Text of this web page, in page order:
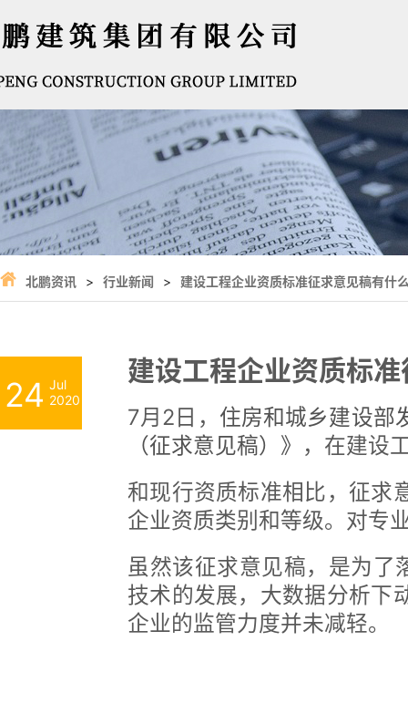
北鹏资讯 > 行业新闻 > 建设工程企业资质标准征求意见稿有什
24 Jul
2020
建设工程企业资质标
7月2日， 住房和城乡建设部
（征求意见稿）》 ，在建设
和现行资质标准相比，征求
企业资质类别和等级。对专
虽然该征求意见稿，是为了
技术的发展，大数据分析下
企业的监管力度并未减轻。